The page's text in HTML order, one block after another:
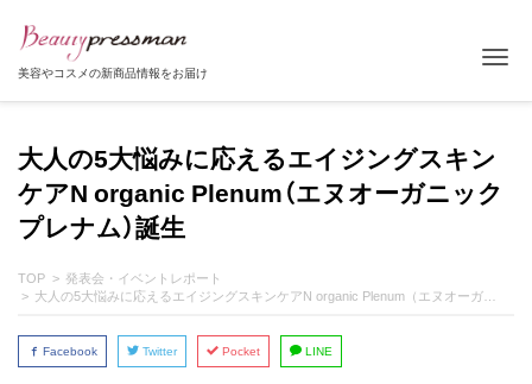
美容やコスメの新商品情報をお届け
大人の5大悩みに応えるエイジングスキン
ケアN organic Plenum（エヌオーガニック
プレナム）誕生
TOP
発表会・イベントレポート
大人の5大悩みに応えるエイジングスキンケアN organic Plenum（エヌオーガニックプレナム）誕生
Facebook Twitter Pocket LINE